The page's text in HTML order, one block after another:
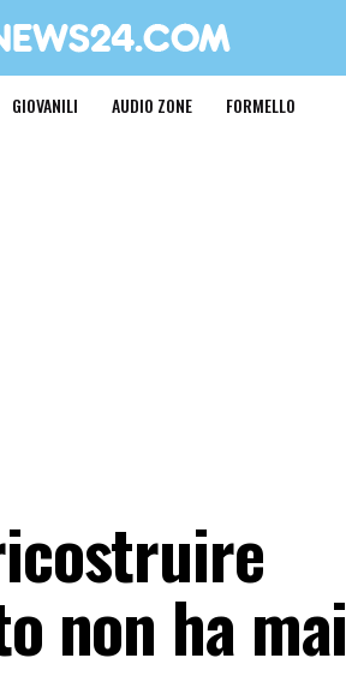
GIOVANILI AUDIO ZONE FORMELLO
non ha mai